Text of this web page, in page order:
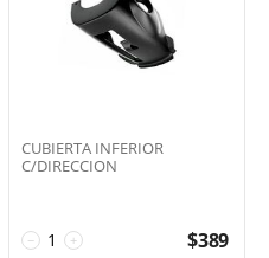
CUBIERTA INFERIOR
C/DIRECCION
+
− $389